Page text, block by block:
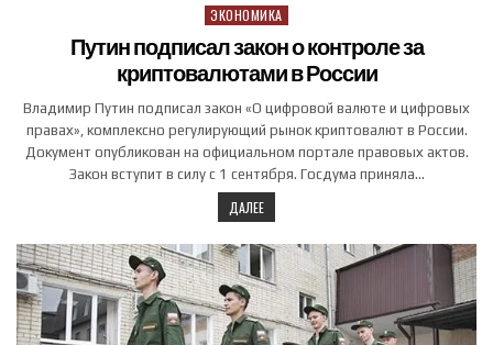
Posted in
ЭКОНОМИКА
Путин подписал закон о контроле за
криптовалютами в России
Владимир Путин подписал закон «О цифровой валюте и цифровых
правах», комплексно регулирующий рынок криптовалют в России.
Документ опубликован на официальном портале правовых актов.
Закон вступит в силу с 1 сентября. Госдума приняла…
ДАЛЕЕ